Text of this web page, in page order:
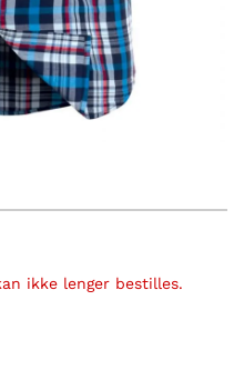
ikke lenger bestilles.